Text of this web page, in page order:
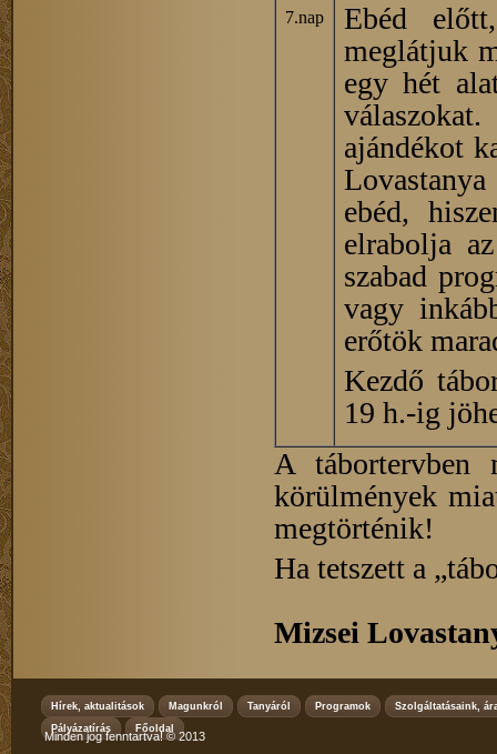
7.nap
Ebéd
meglátjuk
egy hét
ajándékot
ebéd,
elrabolja
szabad
vagy
erőtök
Kezdő
19 h.-ig
A tábortervben
körülmények
megtörténik!
Ha tetszett a
Mizsei
Hírek, aktualitások Magunkról Tanyáról Programok
Szolgáltatásaink,
Pályázatírás
Főoldal
Minden jog fenntartva! © 2013